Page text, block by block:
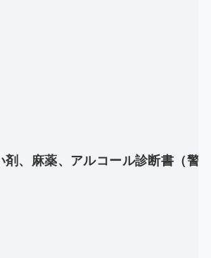
剤、麻薬、アルコール診断書（警